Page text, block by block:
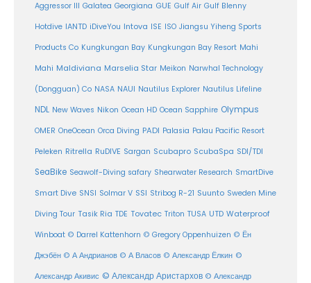
Aggressor III Galatea Georgiana GUE Gulf Air Gulf Blenny
Hotdive IANTD iDiveYou Intova ISE ISO Jiangsu Yiheng Sports
Products Co Kungkungan Bay Kungkungan Bay Resort Mahi
Mahi Maldiviana Marselia Star Meikon Narwhal Technology
(Dongguan) Co NASA NAUI Nautilus Explorer Nautilus Lifeline
NDL New Waves Nikon Ocean HD Ocean Sapphire Olympus
OMER OneOcean Orca Diving PADI Palasia Palau Pacific Resort
Peleken Ritrella RuDIVE Sargan Scubapro ScubaSpa SDI/TDI
SeaBike Seawolf-Diving safary Shearwater Research SmartDive
Smart Dive SNSI Solmar V SSI Stribog R-21 Suunto Sweden Mine
Diving Tour Tasik Ria TDE Tovatec Triton TUSA UTD Waterproof
Winboat © Darrel Kattenhorn © Gregory Oppenhuizen © Ён
Джэбён © А Андрианов © А Власов © Александр Ёлкин ©
Александр Акивис © Александр Аристархов © Александр